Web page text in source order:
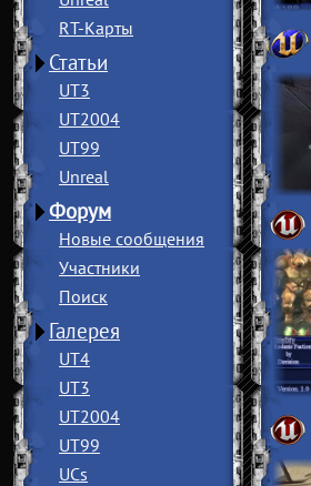
RT-Карты
Статьи
UT3
UT2004
UT99
Unreal
Форум
Новые сообщения
Участники
Поиск
Галерея
UT4
UT3
UT2004
UT99
UCs